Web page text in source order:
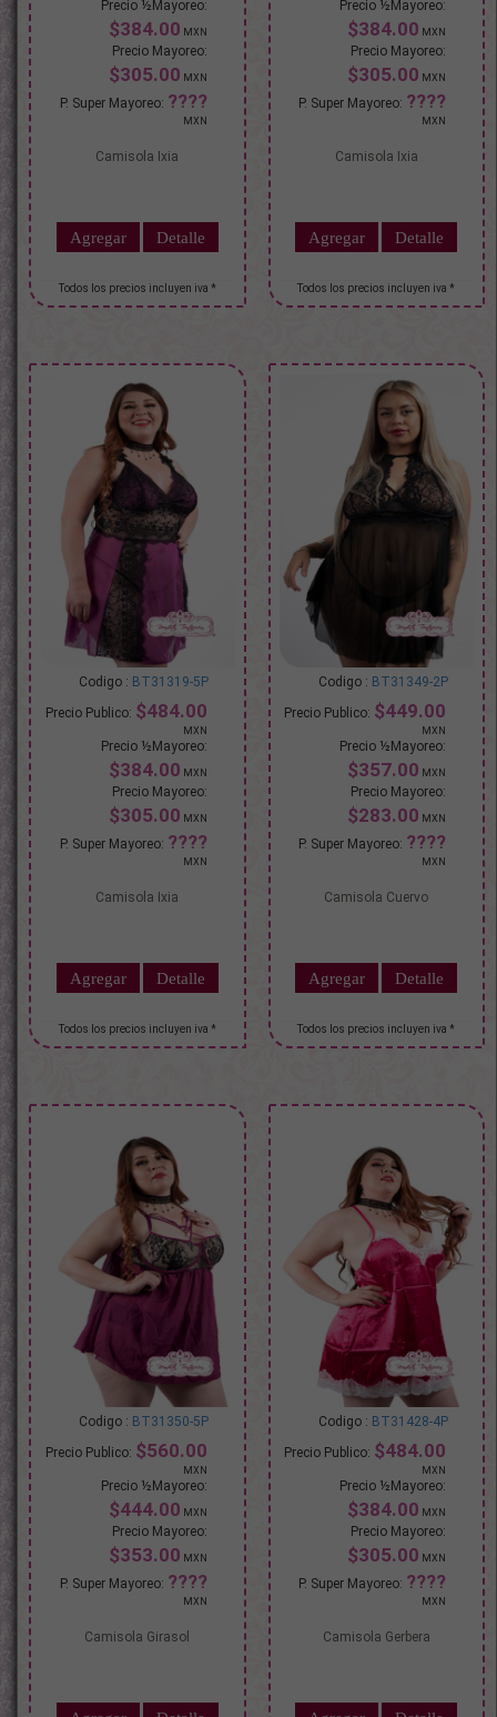
$384.00
$305.00
Camisola Ixia
$384.00
$305.00
Camisola Ixia
BT31319-5P
$484.00
$384.00
$305.00
Camisola Ixia
BT31349-2P
$449.00
$357.00
$283.00
Camisola Cuervo
BT31350-5P
$560.00
$444.00
$353.00
Camisola Girasol
BT31428-4P
$484.00
$384.00
$305.00
Camisola Gerbera